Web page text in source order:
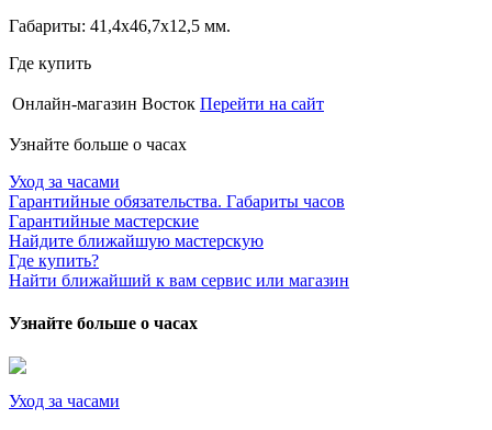
Габариты: 41,4х46,7х12,5 мм.
Где купить
Онлайн-магазин Восток Перейти на сайт
Узнайте больше о часах
Уход за часами
Гарантийные обязательства. Габариты часов
Гарантийные мастерские
Найдите ближайшую мастерскую
Где купить?
Найти ближайший к вам сервис или магазин
Узнайте больше о часах
Уход за часами